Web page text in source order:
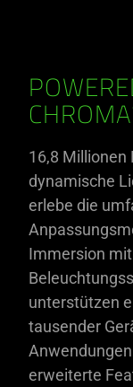
16,8 Millionen
dynamische
erlebe die
Immersion
unterstützen
tausender
erweiterte